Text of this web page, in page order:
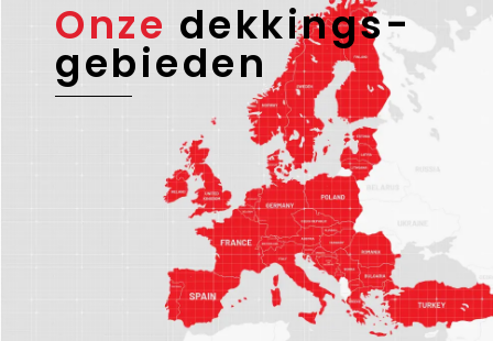
Onze dekkings-
gebieden